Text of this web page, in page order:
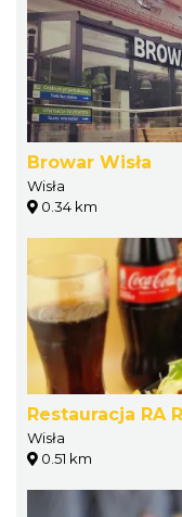
Browar Wisła
Wisła
0.34 km
Restauracja RA
Wisła
0.51 km